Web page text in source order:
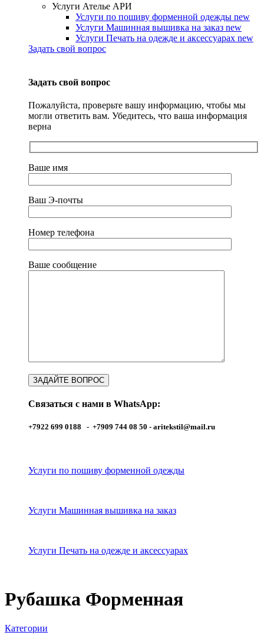
Услуги Ателье АРИ
Услуги по пошиву форменной одежды new
Услуги Машинная вышивка на заказ new
Услуги Печать на одежде и аксессуарах new
Задать свой вопрос
Задать свой вопрос
Пожалуйста, проверьте вашу информацию, чтобы мы
могли ответить вам. Убедитесь, что ваша информация
верна
Ваше имя
Ваш Э-почты
Номер телефона
Ваше сообщение
Связаться с нами в WhatsApp:
+7922 699 0188 - +7909 744 08 50 - aritekstil@mail.ru
Услуги по пошиву форменной одежды
Услуги Машинная вышивка на заказ
Услуги Печать на одежде и аксессуарах
Рубашка Форменная
Категории